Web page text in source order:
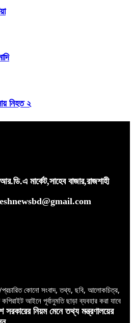
নিহত ২
মার্কেট,সাহেব বাজার,রাজশাহী
কোনো সংবাদ, তথ্য, ছবি, আলোকচিত্র,
আইনে পূর্বানুমতি ছাড়া ব্যবহার করা যাবে
সরকারের নিয়ম মেনে তথ্য মন্ত্রণালয়ের